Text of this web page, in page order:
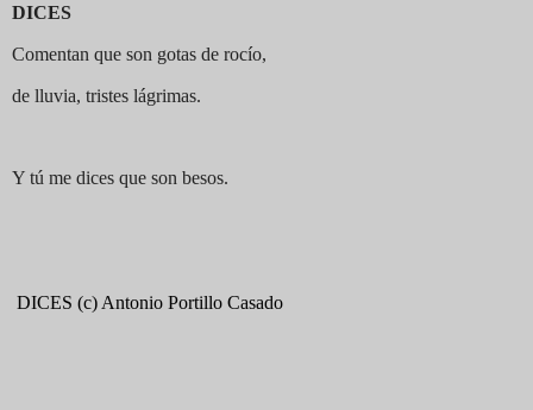
DICES
Comentan que son gotas de rocío,
de lluvia, tristes lágrimas.
Y tú me dices que son besos.
DICES (c) Antonio Portillo Casado